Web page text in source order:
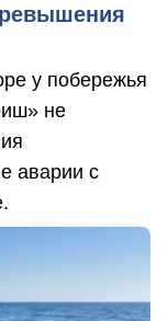
у побережья
не
аварии с